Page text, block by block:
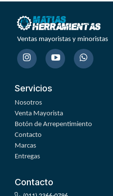
Ventas mayoristas y minoristas
Servicios
Nosotros
Venta Mayorista
Botón de Arrepentimiento
Contacto
Marcas
Entregas
Contacto